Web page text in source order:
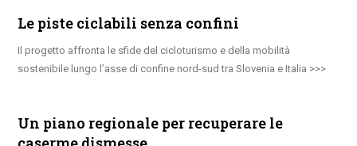
Le piste ciclabili senza confini
Il progetto affronta le sfide del cicloturismo e della mobilità
sostenibile lungo l’asse di confine nord-sud tra Slovenia e Italia
Un piano regionale per recuperare le